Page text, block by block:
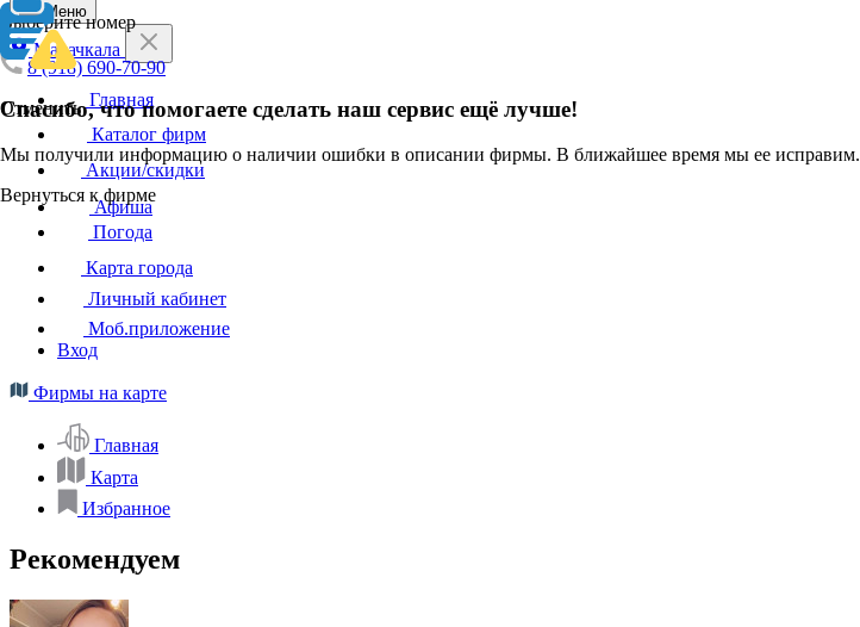
Выберите номер
8 (918) 690-70-90
Отменить
Спасибо, что помогаете сделать наш сервис ещё лучше!
Мы получили информацию о наличии ошибки в описании фирмы. В ближайшее время мы ее исправим.
Вернуться к фирме
Меню
Махачкала
Главная
Каталог фирм
Акции/скидки
Афиша
Погода
Карта города
Личный кабинет
Моб.приложение
Вход
Фирмы на карте
Главная
Карта
Избранное
Рекомендуем